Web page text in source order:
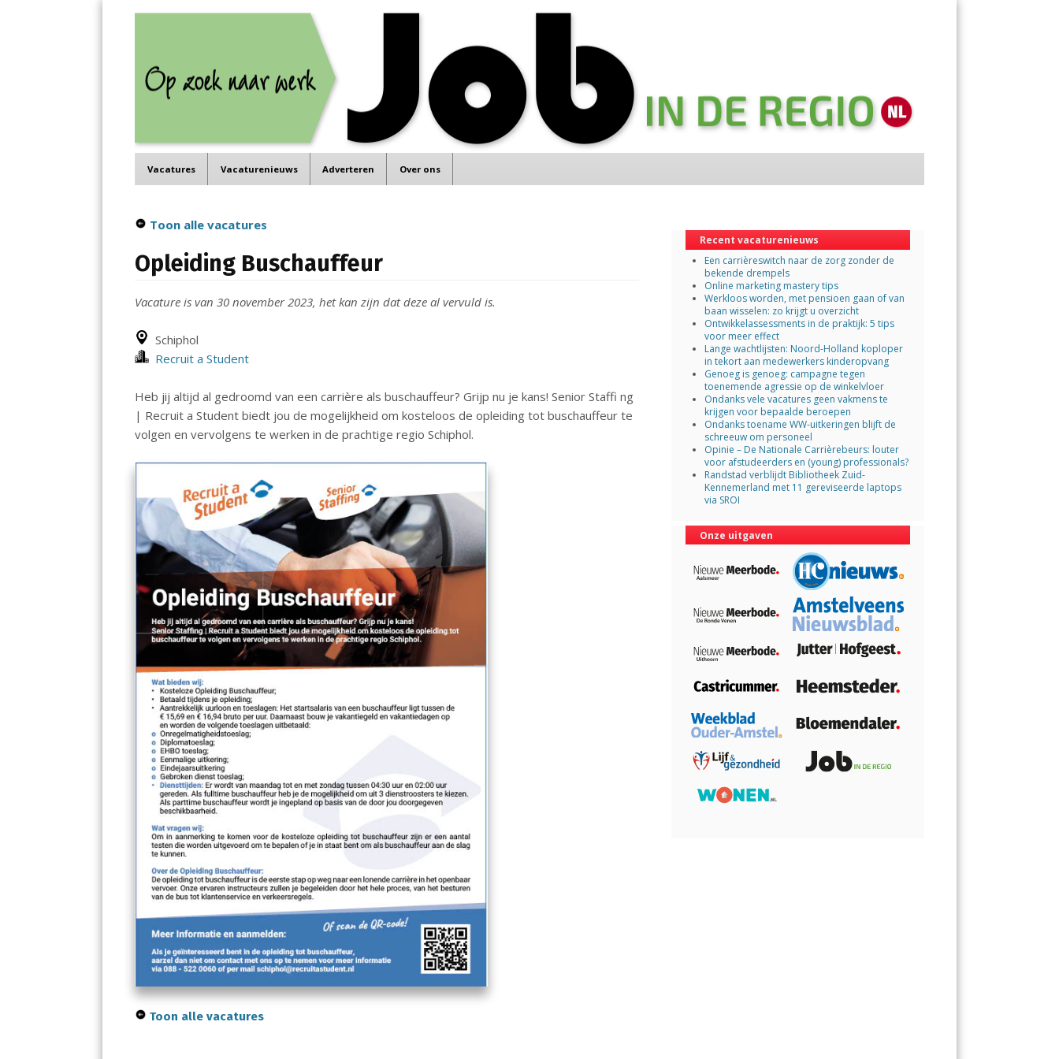
Menu
Vacatures Vacaturenieuws Adverteren Over ons
Toon alle vacatures
Opleiding Buschauffeur
Vacature is van 30 november 2023, het kan zijn dat deze al vervuld is.
Schiphol
Recruit a Student
Heb jij altijd al gedroomd van een carrière als buschauffeur? Grijp nu je kans! Senior Staffi ng
| Recruit a Student biedt jou de mogelijkheid om kosteloos de opleiding tot buschauffeur te
volgen en vervolgens te werken in de prachtige regio Schiphol.
Toon alle vacatures
Recent vacaturenieuws
Een carrièreswitch naar de zorg zonder de
bekende drempels
Online marketing mastery tips
Werkloos worden, met pensioen gaan of van
baan wisselen: zo krijgt u overzicht
Ontwikkelassessments in de praktijk: 5 tips
voor meer effect
Lange wachtlijsten: Noord-Holland koploper
in tekort aan medewerkers kinderopvang
Genoeg is genoeg: campagne tegen
toenemende agressie op de winkelvloer
Ondanks vele vacatures geen vakmens te
krijgen voor bepaalde beroepen
Ondanks toename WW-uitkeringen blijft de
schreeuw om personeel
Opinie – De Nationale Carrièrebeurs: louter
voor afstudeerders en (young) professionals?
Randstad verblijdt Bibliotheek Zuid-
Kennemerland met 11 gereviseerde laptops
via SROI
Onze uitgaven